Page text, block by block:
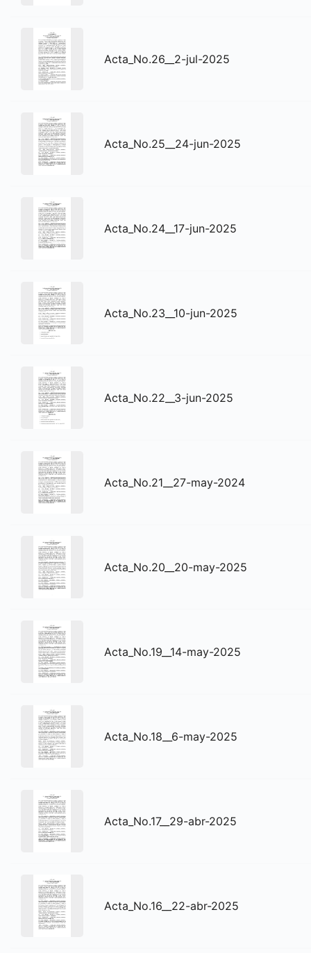
Acta_No.26__2-jul-2025
Acta_No.25__24-jun-2025
Acta_No.24__17-jun-2025
Acta_No.23__10-jun-2025
Acta_No.22__3-jun-2025
Acta_No.21__27-may-2024
Acta_No.20__20-may-2025
Acta_No.19__14-may-2025
Acta_No.18__6-may-2025
Acta_No.17__29-abr-2025
Acta_No.16__22-abr-2025